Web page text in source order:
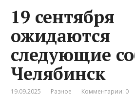
19 сентября
ожидаются
следующие
Челябинск
19.09.2025 Разное Комментарии: 0